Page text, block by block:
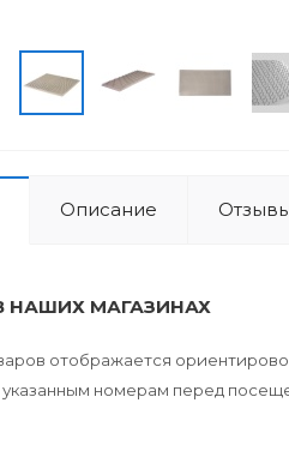
Описание
НАШИХ МАГАЗИНАХ
отображается
указанным номерам перед